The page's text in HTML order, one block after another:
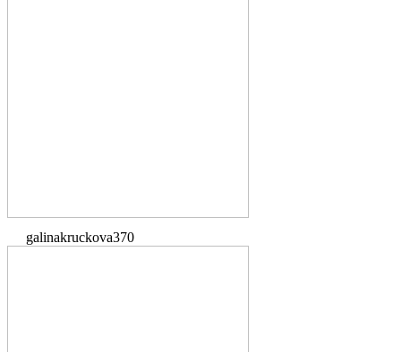
galinakruckova370